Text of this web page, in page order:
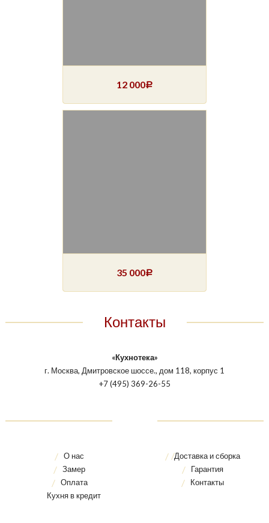
12 000Р
35 000Р
Контакты
«Кухнотека»
г. Москва, Дмитровское шоссе., дом 118, корпус 1
+7 (495) 369-26-55
О нас
Замер
Оплата
Кухня в кредит
Доставка и сборка
Гарантия
Контакты